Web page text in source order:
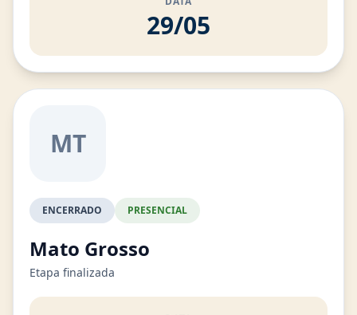
29/05
MT
ENCERRADO PRESENCIAL
Mato Grosso
Etapa finalizada